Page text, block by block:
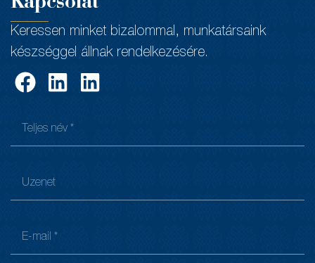
Keressen minket bizalommal, munkatársaink
készséggel állnak rendelkezésére.